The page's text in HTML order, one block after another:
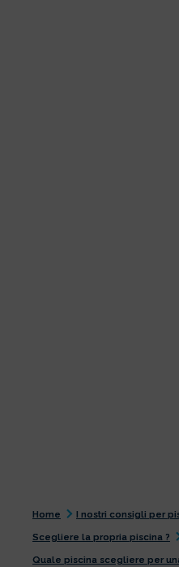
Home I nostri consigli per
Scegliere la propria piscina ?
Quale piscina scegliere per